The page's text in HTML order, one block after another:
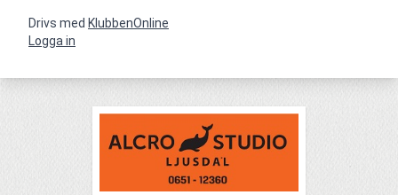
Drivs med KlubbenOnline
Logga in